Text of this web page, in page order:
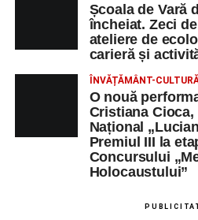
Școala de Vară
încheiat. Zeci
ateliere de
carieră și
ÎNVĂȚĂMÂNT-
O nouă
Cristiana
Național
Premiul III la
Concursului
Holocaustului”